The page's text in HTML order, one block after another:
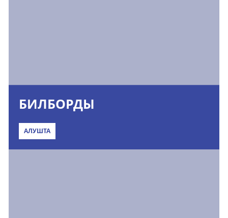
БИЛБОРДЫ
АЛУШТА